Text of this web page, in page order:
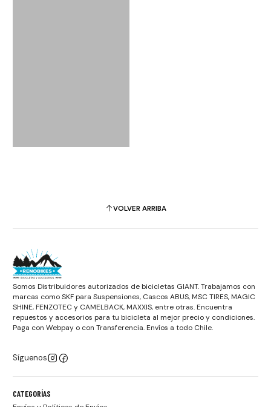
VOLVER ARRIBA
Somos Distribuidores autorizados de bicicletas GIANT. Trabajamos con
marcas como SKF para Suspensiones, Cascos ABUS, MSC TIRES, MAGIC
SHINE, FENZOTEC y CAMELBACK, MAXXIS, entre otras. Encuentra
repuestos y accesorios para tu bicicleta al mejor precio y condiciones.
Paga con Webpay o con Transferencia. Envíos a todo Chile.
Síguenos
CATEGORÍAS